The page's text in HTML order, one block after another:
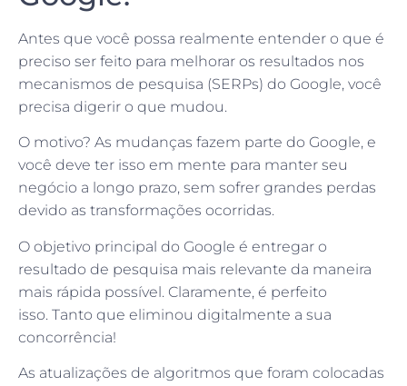
Antes que você possa realmente entender o que é
preciso ser feito para melhorar os resultados nos
mecanismos de pesquisa (SERPs) do Google, você
precisa digerir o que mudou.
O motivo? As mudanças fazem parte do Google, e
você deve ter isso em mente para manter seu
negócio a longo prazo, sem sofrer grandes perdas
devido as transformações ocorridas.
O objetivo principal do Google é entregar o
resultado de pesquisa mais relevante da maneira
mais rápida possível. Claramente, é perfeito
isso. Tanto que eliminou digitalmente a sua
concorrência!
As atualizações de algoritmos que foram colocadas